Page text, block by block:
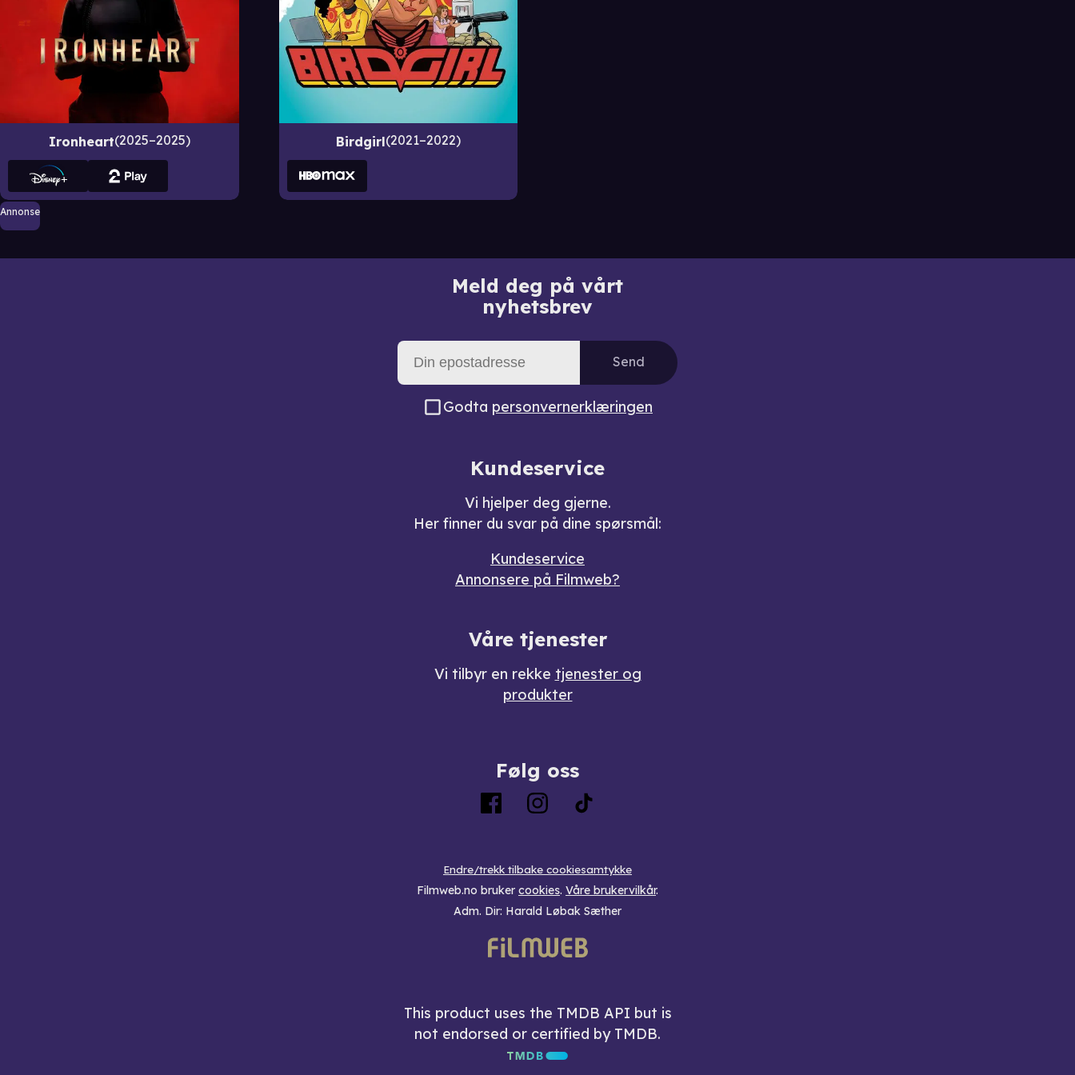
Ironheart 2025–2025 Birdgirl 2021–2022
Annonse
Meld deg på vårt
nyhetsbrev
Send
Godta personvernerklæringen
Kundeservice
Vi hjelper deg gjerne.
Her finner du svar på dine spørsmål:
Kundeservice
Annonsere på Filmweb?
Våre tjenester
Vi tilbyr en rekke tjenester og
produkter
Følg oss
Endre/trekk tilbake cookiesamtykke
Filmweb.no bruker cookies. Våre brukervilkår.
Adm. Dir: Harald Løbak Sæther
This product uses the TMDB API but is
not endorsed or certified by TMDB.